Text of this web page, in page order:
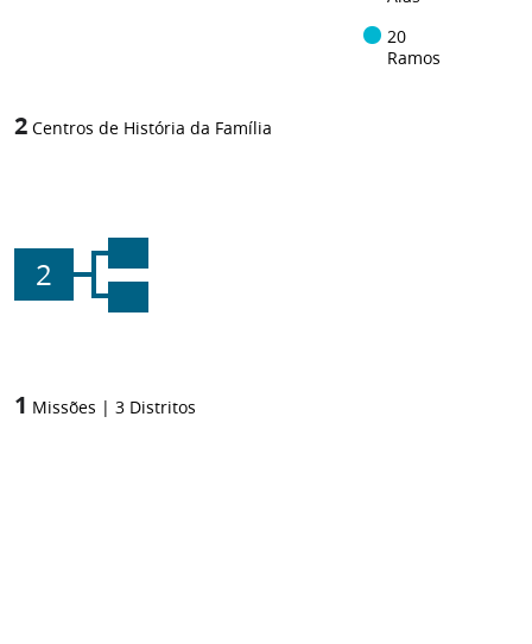
20
Ramos
2 Centros de História da Família
2
1 Missões | 3 Distritos